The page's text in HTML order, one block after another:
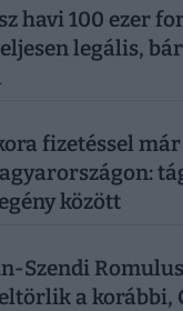
havi 100 ezer
legális,
fizetéssel
között
Szendi
a korábbi,